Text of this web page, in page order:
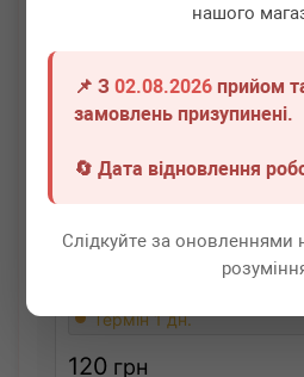
нашого
📌 З02.08.2026 прийом
замовлень призупинені.
🔄 Дата відновлення
Слідкуйте за оновленнями
BERU
Свічка запалювання Opel
Термін 1 дн.
120 грн